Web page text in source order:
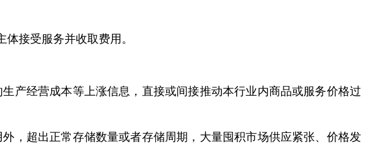
接受服务并收取费用。
产经营成本等上涨信息，直接或间接推动本行业内商品或服务价格过
，超出正常存储数量或者存储周期，大量囤积市场供应紧张、价格发